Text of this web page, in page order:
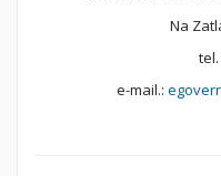
Na
tel.
e-mail.: